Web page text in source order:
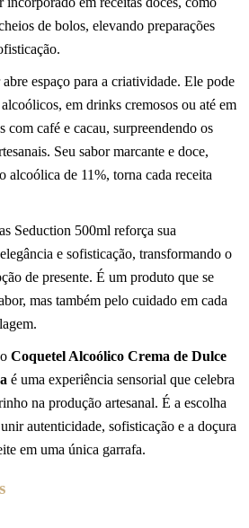
de bolos, elevando preparações
espaço para a criatividade. Ele pode
em drinks cremosos ou até em
com café e cacau, surpreendendo os
Seu sabor marcante e doce,
alcoólica de 11%, torna cada receita
Seduction 500ml reforça sua
e sofisticação, transformando o
de presente. É um produto que se
mas também pelo cuidado em cada
Coquetel Alcoólico Crema de Dulce
é uma experiência sensorial que celebra
na produção artesanal. É a escolha
autenticidade, sofisticação e a doçura
em uma única garrafa.